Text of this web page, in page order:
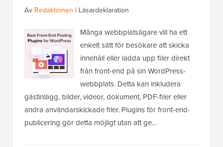
Av Redaktionen | Läsardeklaration
Många webbplatsägare vill ha ett
enkelt sätt för besökare att skicka
innehåll eller ladda upp filer direkt
från front-end på sin WordPress-
webbplats. Detta kan inkludera
gästinlägg, bilder, videor, dokument, PDF-filer eller
andra användarskickade filer. Plugins för front-end-
publicering gör detta möjligt utan att ge…